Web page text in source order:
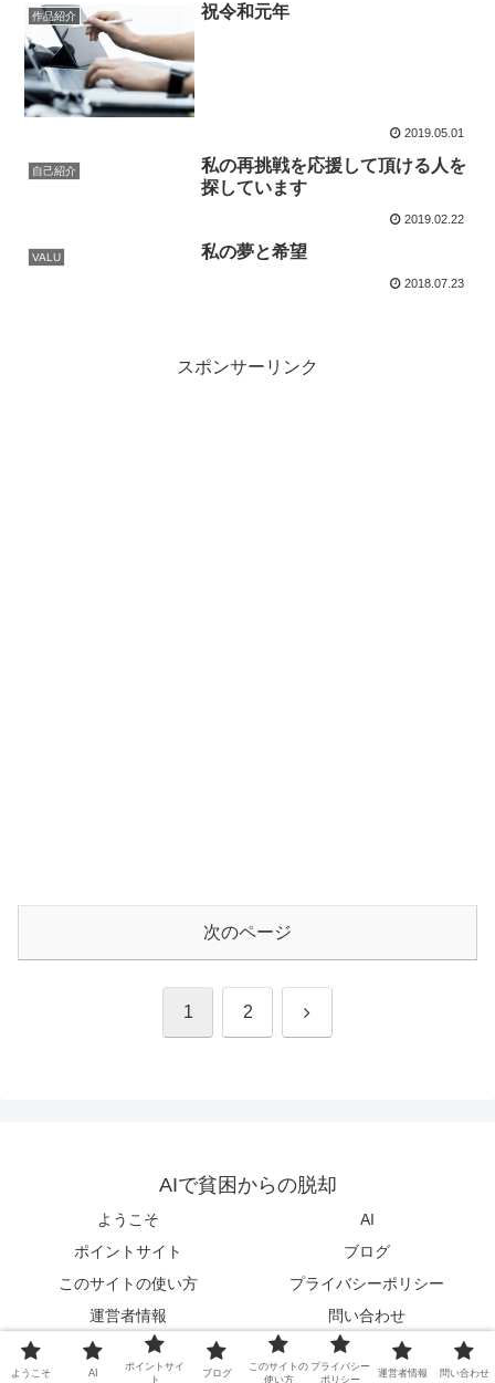
作品紹介 祝令和元年
2019.05.01
自己紹介
私の再挑戦を応援して頂ける人を
探しています
2019.02.22
VALU 私の夢と希望
2018.07.23
スポンサーリンク
次のページ
1 2 次
AIで貧困からの脱却
ようこそ
AI
ポイントサイト
ブログ
このサイトの使い方
プライバシーポリシー
運営者情報
問い合わせ
© 2018 AIで貧困からの脱却.
ようこそ AI
ポイントサイ
ト
ブログ
このサイトの
使い方
プライバシー
ポリシー
運営者情報 問い合わせ